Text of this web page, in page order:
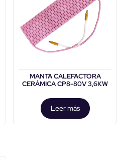
MANTA CALEFACTORA
CERÁMICA CP8-80V 3,6KW
Leer más